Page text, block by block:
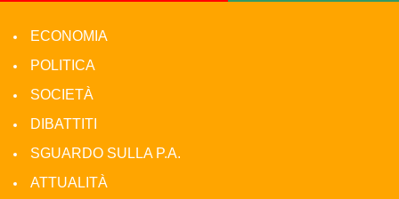
ECONOMIA
POLITICA
SOCIETÀ
DIBATTITI
SGUARDO SULLA P.A.
ATTUALITÀ